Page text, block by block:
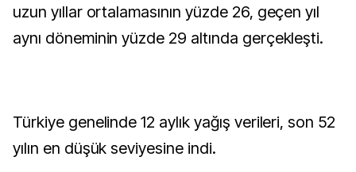
uzun yıllar ortalamasının yüzde 26, geçen yıl
aynı döneminin yüzde 29 altında gerçekleşti.
Türkiye genelinde 12 aylık yağış verileri, son 52
yılın en düşük seviyesine indi.